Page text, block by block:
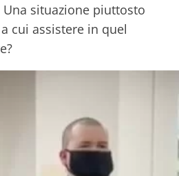
Una situazione piuttosto
cui assistere in quel